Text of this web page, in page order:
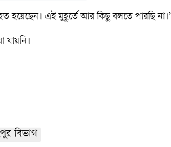
হয়েছেন। এই মুহূর্তে আর কিছু বলতে পারছি না।’
যায়নি।
বিভাগ